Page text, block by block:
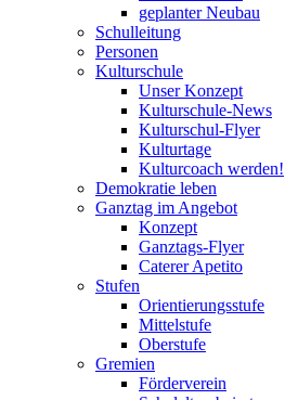
geplanter Neubau
Schulleitung
Personen
Kulturschule
Unser Konzept
Kulturschule-News
Kulturschul-Flyer
Kulturtage
Kulturcoach werden!
Demokratie leben
Ganztag im Angebot
Konzept
Ganztags-Flyer
Caterer Apetito
Stufen
Orientierungsstufe
Mittelstufe
Oberstufe
Gremien
Förderverein